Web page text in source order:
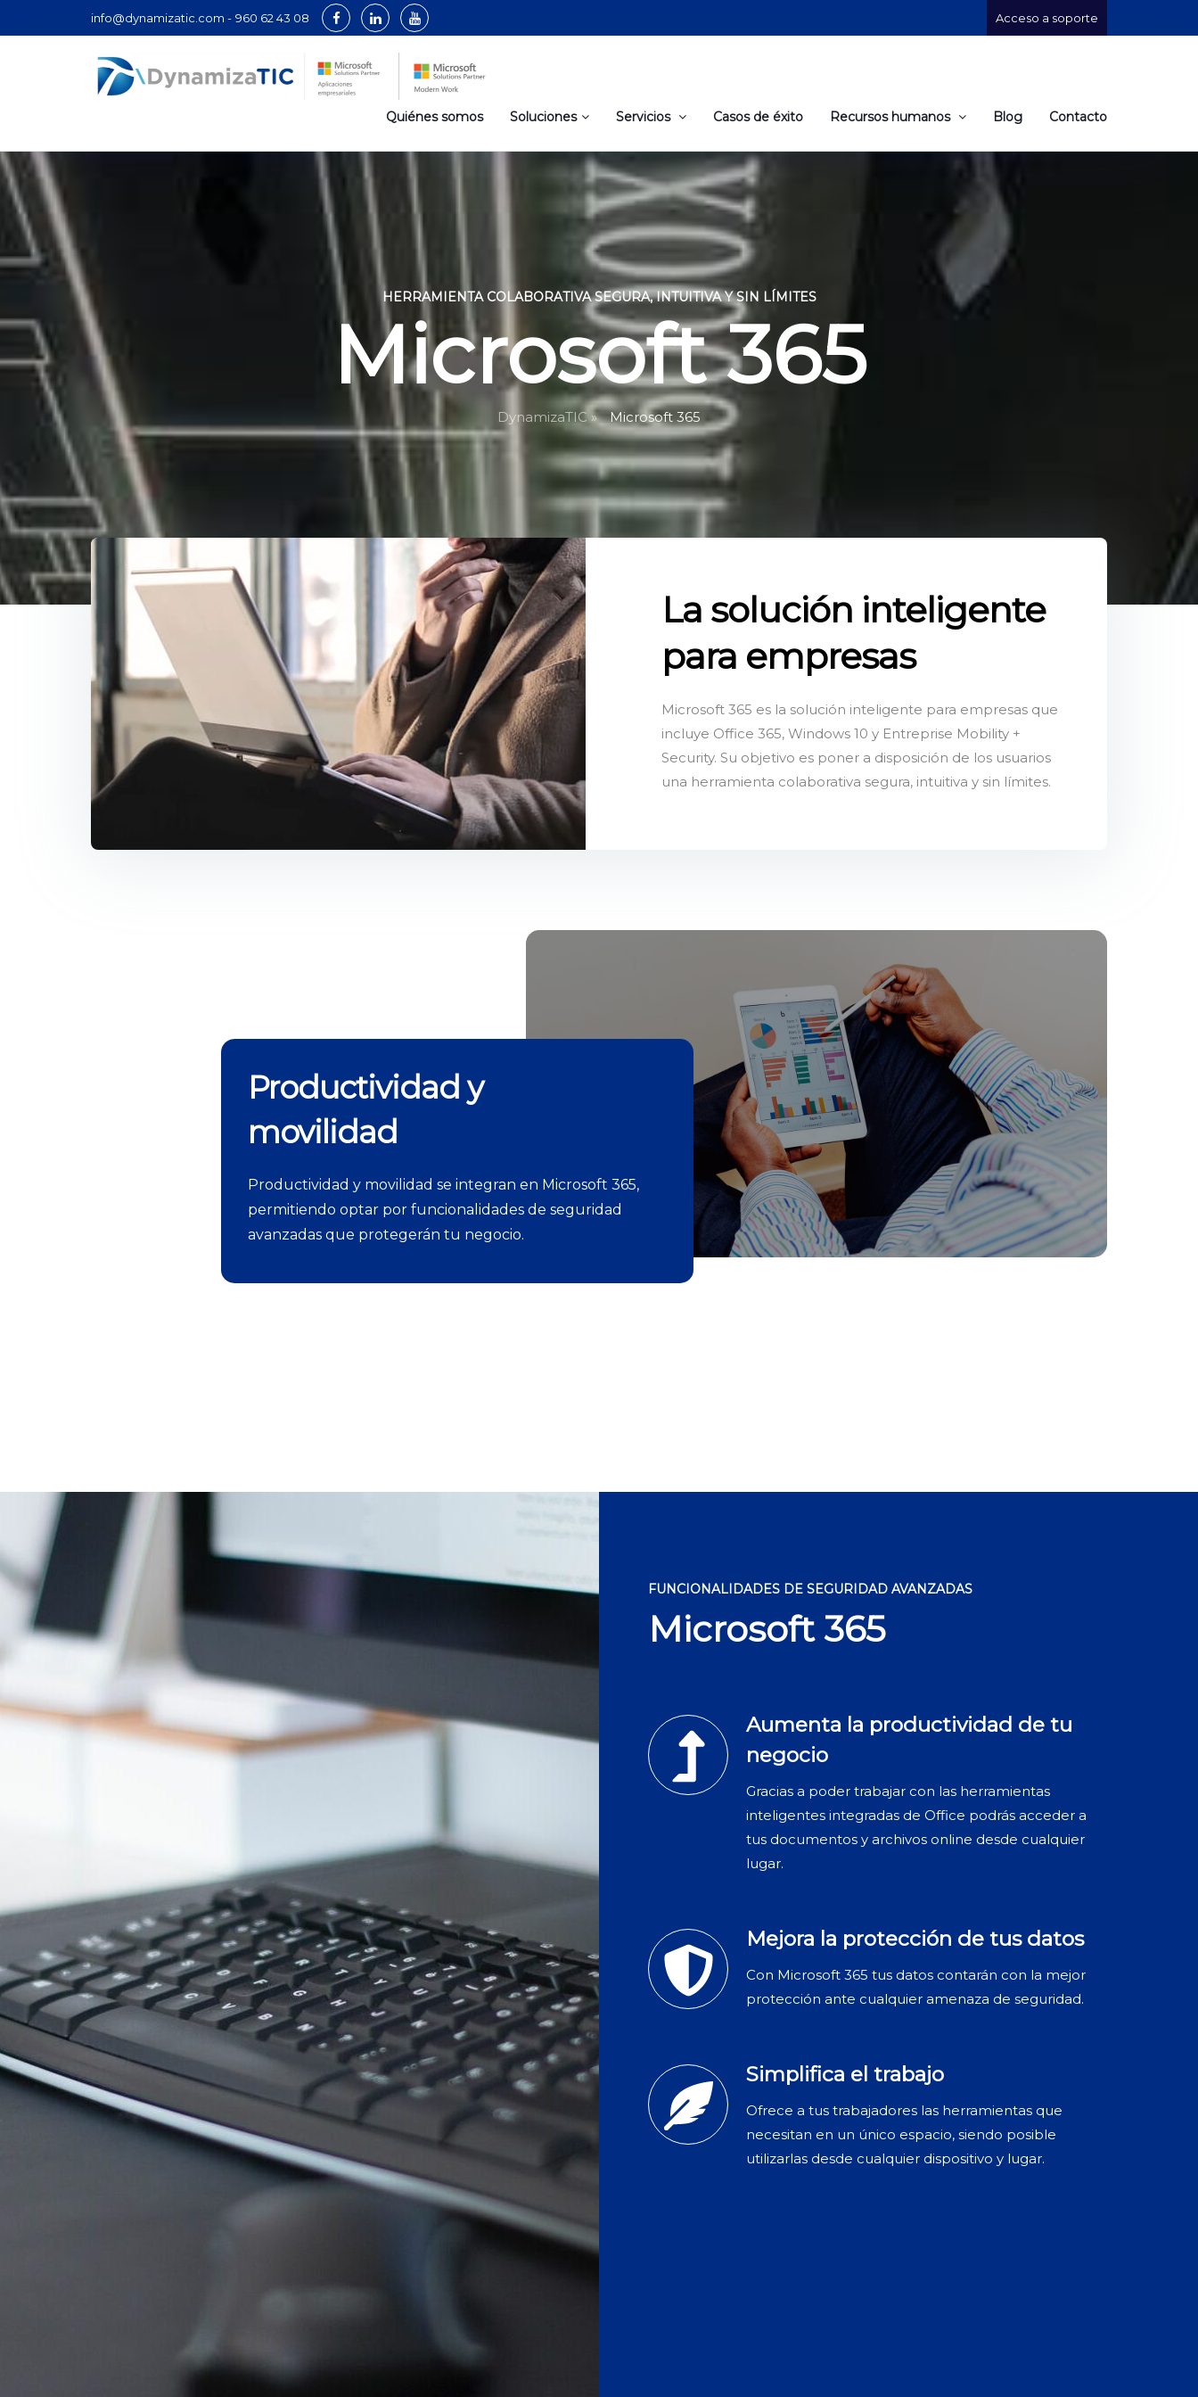
info@dynamizatic.com - 960 62 43 08 Acceso a soporte
Quiénes somos Soluciones Servicios Casos de éxito Recursos humanos Blog Contacto
HERRAMIENTA COLABORATIVA SEGURA, INTUITIVA Y SIN LÍMITES
Microsoft 365
DynamizaTIC » Microsoft 365
La solución inteligente
para empresas
Microsoft 365 es la solución inteligente para empresas que
incluye Office 365, Windows 10 y Entreprise Mobility +
Security. Su objetivo es poner a disposición de los usuarios
una herramienta colaborativa segura, intuitiva y sin límites.
Productividad y
movilidad
Productividad y movilidad se integran en Microsoft 365,
permitiendo optar por funcionalidades de seguridad
avanzadas que protegerán tu negocio.
FUNCIONALIDADES DE SEGURIDAD AVANZADAS
Microsoft 365
Aumenta la productividad de tu
negocio
Gracias a poder trabajar con las herramientas
inteligentes integradas de Office podrás acceder a
tus documentos y archivos online desde cualquier
lugar.
Mejora la protección de tus datos
Con Microsoft 365 tus datos contarán con la mejor
protección ante cualquier amenaza de seguridad.
Simplifica el trabajo
Ofrece a tus trabajadores las herramientas que
necesitan en un único espacio, siendo posible
utilizarlas desde cualquier dispositivo y lugar.